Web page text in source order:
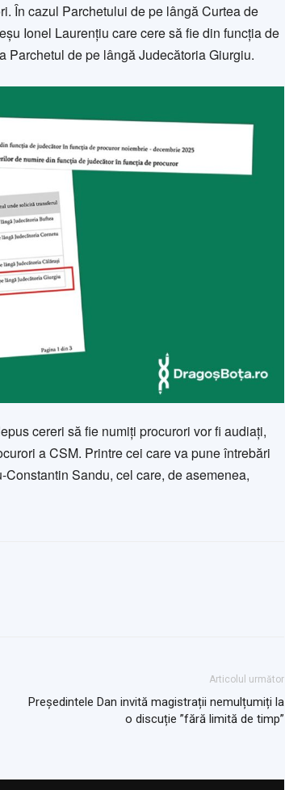
În cazul Parchetului de pe lângă Curtea de
Ionel Laurențiu care cere să fie din funcția de
Parchetul de pe lângă Judecătoria Giurgiu.
cereri să fie numiți procurori vor fi audiați,
a CSM. Printre cei care va pune întrebări
Sandu, cel care, de asemenea,
Articolul următor
Președintele Dan invită magistrații nemulțumiți la
o discuție ”fără limită de timp”